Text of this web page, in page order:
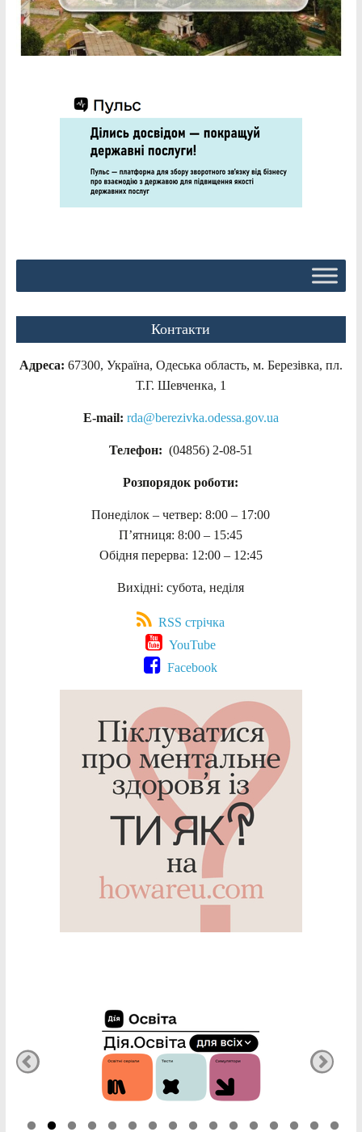
Контакти
Адреса: 67300, Україна, Одеська область, м. Березівка, пл.
Т.Г. Шевченка, 1
E-mail: rda@berezivka.odessa.gov.ua
Телефон: (04856) 2-08-51
Розпорядок роботи:
Понеділок – четвер: 8:00 – 17:00
П’ятниця: 8:00 – 15:45
Обідня перерва: 12:00 – 12:45
Вихідні: субота, неділя
RSS стрічка
YouTube
Facebook